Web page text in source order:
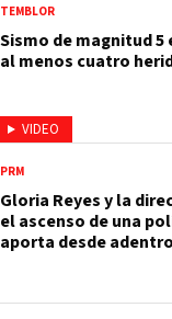
VIDEO
TEMBLOR
Sismo de magnitud 5
al menos cuatro
PRM
Gloria Reyes y la
el ascenso de una
aporta desde adentro